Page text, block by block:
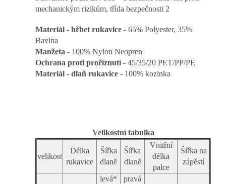
mechanickým rizikům, třída bezpečnosti 2
Materiál - hřbet rukavice - 65% Polyester, 35%
Bavlna
Manžeta - 100% Nylon Neopren
Ochrana proti proříznutí- 45/35/20 PET/PP/PE
Materiál - dlaň rukavice - 100% kozinka
Velikostní tabulka
velikost
Délka
rukavice
Šířka
dlaně
Šířka
dlaně
Vnitřní
délka
palce
Šířka na
zápěstí
levá*
pravá